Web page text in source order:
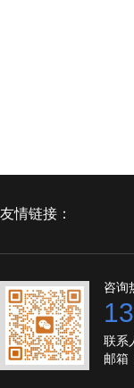
友情链接：
咨询
联系
邮箱